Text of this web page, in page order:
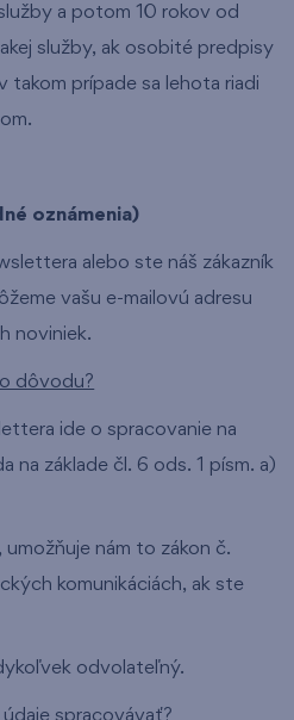
a potom 10 rokov od
služby, ak osobité predpisy
takom prípade sa lehota riadi
oznámenia)
alebo ste náš zákazník
vašu e-mailovú adresu
noviniek.
dôvodu?
ide o spracovanie na
na základe čl. 6 ods. 1 písm. a)
nám to zákon č.
komunikáciách, ak ste
odvolateľný.
spracovávať?